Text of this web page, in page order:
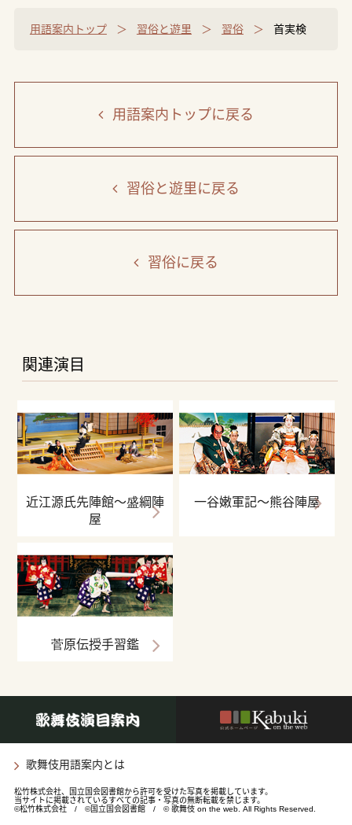
用語案内トップ 習俗と遊里 習俗 首実検
用語案内トップに戻る
習俗と遊里に戻る
習俗に戻る
関連演目
近江源氏先陣館～盛綱陣
屋
一谷嫩軍記～熊谷陣屋
菅原伝授手習鑑
歌舞伎用語案内とは
松竹株式会社、国立国会図書館から許可を受けた写真を掲載しています。
当サイトに掲載されているすべての記事・写真の無断転載を禁じます。
©松竹株式会社 / ©国立国会図書館 / © 歌舞伎 on the web. All Rights Reserved.